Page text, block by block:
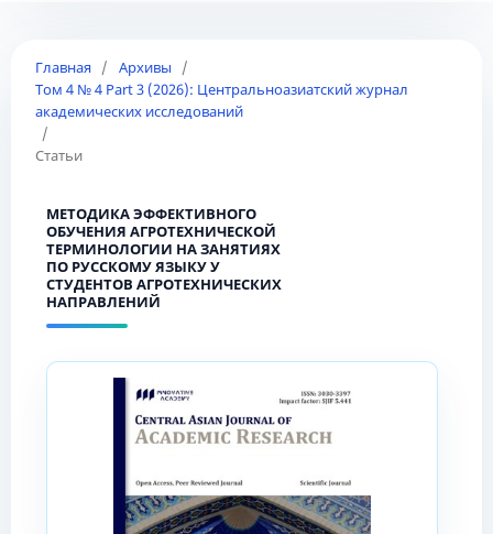
Главная / Архивы
/
Том 4 № 4 Part 3 (2026): Центральноазиатский журнал
академических исследований
/
Статьи
МЕТОДИКА ЭФФЕКТИВНОГО
ОБУЧЕНИЯ АГРОТЕХНИЧЕСКОЙ
ТЕРМИНОЛОГИИ НА ЗАНЯТИЯХ
ПО РУССКОМУ ЯЗЫКУ У
СТУДЕНТОВ АГРОТЕХНИЧЕСКИХ
НАПРАВЛЕНИЙ